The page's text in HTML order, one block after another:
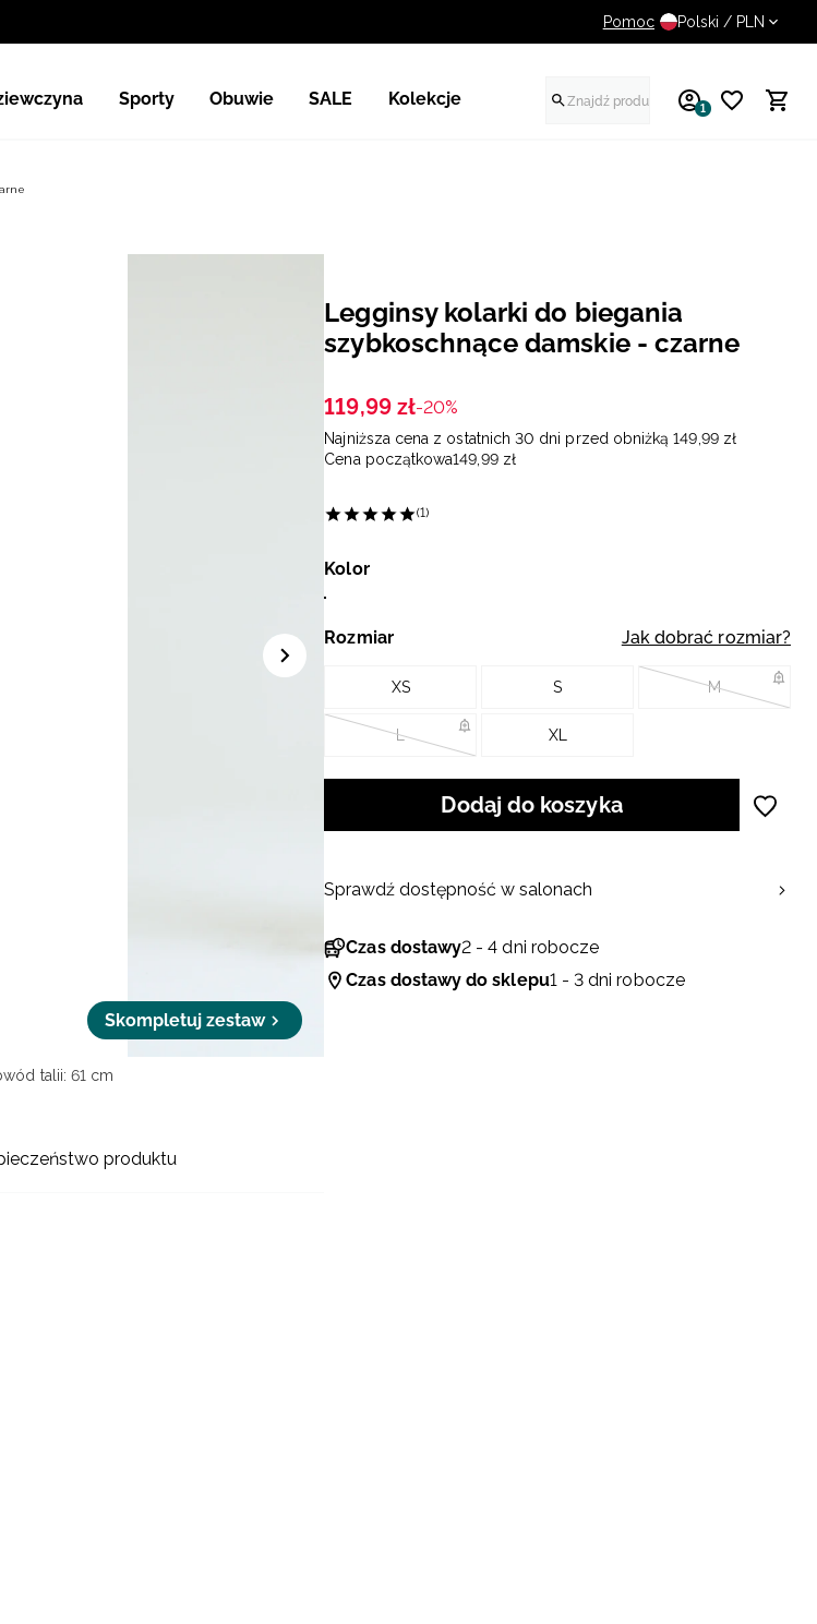
14 dni na darmowy zwrot
Pomoc Polski / PLN
Sporty Obuwie SALE Kolekcje 1
Skompletuj zestaw
talii: 61 cm
produktu
Legginsy kolarki do biegania
szybkoschnące damskie - czarne
119,99 zł-20%
Najniższa cena z ostatnich 30 dni przed obniżką 149 99 zł
Cena początkowa149 99 zł
(1)
Kolor
Rozmiar Jak dobrać rozmiar?
XS S M
L XL
Dodaj do koszyka
Czas dostawy2 - 4 dni robocze
Czas dostawy do sklepu1 - 3 dni robocze
Sprawdź dostępność w salonach